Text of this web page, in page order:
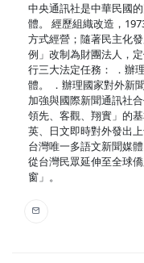
中央通訊社是中華民國
體。 經歷組織改造，
方式經營；隨著民主化
例」改制為財團法人，
行三大法定任務： ．辦
體。 ．辦理國家對外新
加強與國際新聞通訊社
領先、客觀、翔實」的
英、日文即時對外發出
台灣唯一多語文新聞媒
從台灣民眾延伸至全球
窗」。